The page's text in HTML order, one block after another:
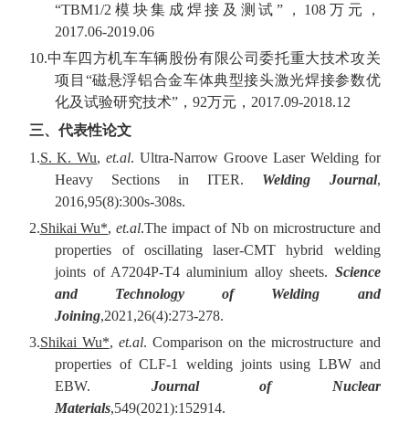
“TBM1/2 模块集成焊接及测试”， 108 万元，
2017.06-2019.06
10.中车四方机车车辆股份有限公司委托重大技术攻关
项目“磁悬浮铝合金车体典型接头激光焊接参数优
化及试验研究技术”，92万元， 2017.09-2018.12
三、代表性论文
1.S. K. Wu,et.al. Ultra-Narrow Groove Laser Welding for
Heavy Sections in ITER. Welding Journal,
2016,95(8):300s-308s.
2.Shikai Wu*,et.al.The impact of Nb on microstructure and
properties of oscillating laser-CMT hybrid welding
joints of A7204P-T4 aluminium alloy sheets. Science
and Technology of Welding and
Joining,2021,26(4):273-278.
3.Shikai Wu*, et.al. Comparison on the microstructure and
properties of CLF-1 welding joints using LBW and
EBW. Journal of Nuclear
Materials,549(2021):152914.